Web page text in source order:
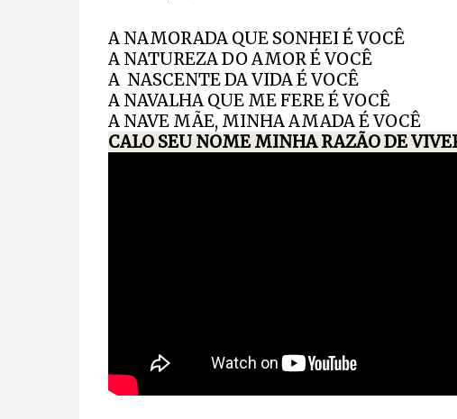
A NAMORADA QUE SONHEI É VOCÊ
A NATUREZA DO AMOR É VOCÊ
A NASCENTE DA VIDA É VOCÊ
A NAVALHA QUE ME FERE É VOCÊ
A NAVE MÃE, MINHA AMADA É VOCÊ
CALO SEU NOME MINHA RAZÃO DE